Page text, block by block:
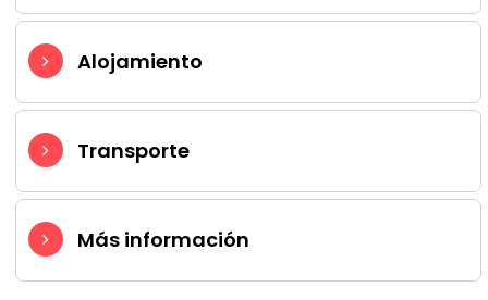
Alojamiento
Transporte
Más información